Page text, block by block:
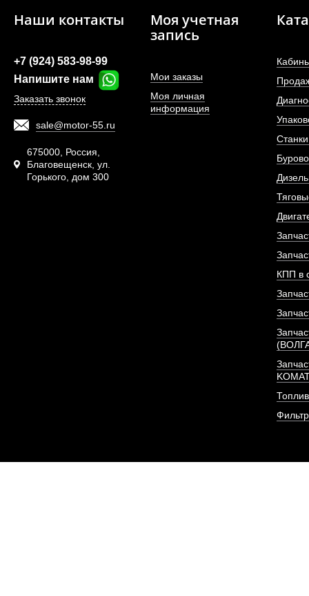
Фильтр топливный
двигателя
АРТИКУЛ:
ПОД
Наши контакты
+7 (924) 583-98-99
Напишите нам
Заказать звонок
sale@motor-55.ru
675000, Россия,
Благовещенск, ул.
Горького, дом 300
Моя учетная
запись
Мои заказы
Моя личная
информация
КПП в